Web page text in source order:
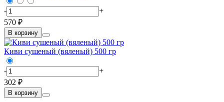
-
+
570 ₽
В корзину
Киви сушеный (вяленый) 500 гр
-
+
302 ₽
В корзину